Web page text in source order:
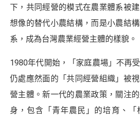
下，共同經營的模式在農業體系被
想像的替代小農結構，而是小農結
系，成為台灣農業經營主體的樣貌。
1980年代開始，「家庭農場」不再
仍處應然面的「共同經營組織」被
營主體。新一代的農業政策，關注
身，包含「青年農民」的培育、「